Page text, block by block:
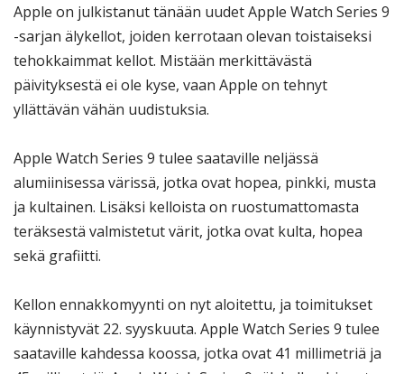
Apple on julkistanut tänään uudet Apple Watch Series 9
-sarjan älykellot, joiden kerrotaan olevan toistaiseksi
tehokkaimmat kellot. Mistään merkittävästä
päivityksestä ei ole kyse, vaan Apple on tehnyt
yllättävän vähän uudistuksia.
Apple Watch Series 9 tulee saataville neljässä
alumiinisessa värissä, jotka ovat hopea, pinkki, musta
ja kultainen. Lisäksi kelloista on ruostumattomasta
teräksestä valmistetut värit, jotka ovat kulta, hopea
sekä grafiitti.
Kellon ennakkomyynti on nyt aloitettu, ja toimitukset
käynnistyvät 22. syyskuuta. Apple Watch Series 9 tulee
saataville kahdessa koossa, jotka ovat 41 millimetriä ja